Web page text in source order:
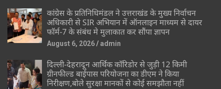
कांग्रेस के प्रतिनिधिमंडल ने उत्तराखंड के मुख्य निर्वाचन
अधिकारी से SIR अभियान में ऑनलाइन माध्यम से दायर
फॉर्म-7 के संबंध मे मुलाकात कर सौंपा ज्ञापन
August 6, 2026 admin
दिल्ली-देहरादून आर्थिक कॉरिडोर से जुड़ी 12 किमी
ग्रीनफील्ड बाईपास परियोजना का डीएम ने किया
निरीक्षण,बोले सुरक्षा मानकों से कोई समझौता नहीं